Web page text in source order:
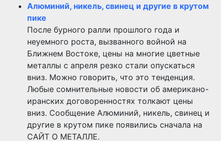
Алюминий, никель, свинец и другие в крутом
пике
После бурного ралли прошлого года и
неуемного роста, вызванного войной на
Ближнем Востоке, цены на многие цветные
металлы с апреля резко стали опускаться
вниз. Можно говорить, что это тенденция.
Любые сомнительные новости об американо-
иранских договоренностях толкают цены
вниз. Сообщение Алюминий, никель, свинец и
другие в крутом пике появились сначала на
САЙТ О МЕТАЛЛЕ.